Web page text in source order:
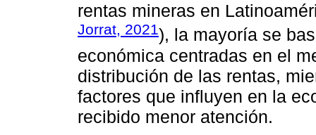
rentas mineras en
Jorrat, 2021), la mayoría se
económica centradas en el
distribución de las rentas,
factores que influyen en la
recibido menor atención.